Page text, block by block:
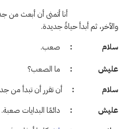
أنا أتمنى أن أبعث من
والآخر، ثم أبدأ حياةً جديدة.
سلام : صعب.
عليش : ما الصعب؟
سلام : أن تقرر أن تبدأ من
عليش : دائمًا البدايات صعبة.